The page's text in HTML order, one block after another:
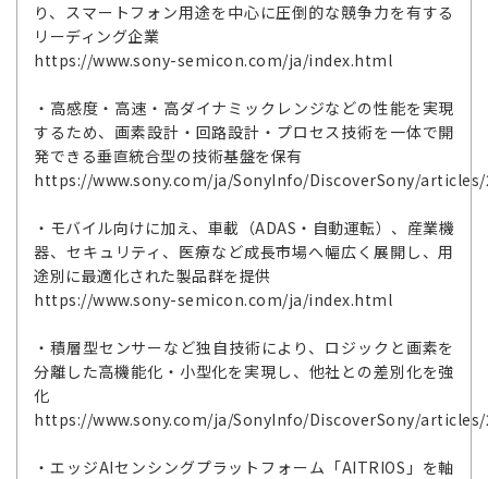
り、スマートフォン用途を中心に圧倒的な競争力を有する
リーディング企業
https://www.sony-semicon.com/ja/index.html
・高感度・高速・高ダイナミックレンジなどの性能を実現
するため、画素設計・回路設計・プロセス技術を一体で開
発できる垂直統合型の技術基盤を保有
https://www.sony.com/ja/SonyInfo/DiscoverSony/articles/
・モバイル向けに加え、車載（ADAS・自動運転）、産業機
器、セキュリティ、医療など成長市場へ幅広く展開し、用
途別に最適化された製品群を提供
https://www.sony-semicon.com/ja/index.html
・積層型センサーなど独自技術により、ロジックと画素を
分離した高機能化・小型化を実現し、他社との差別化を強
化
https://www.sony.com/ja/SonyInfo/DiscoverSony/articles/
・エッジAIセンシングプラットフォーム「AITRIOS」を軸